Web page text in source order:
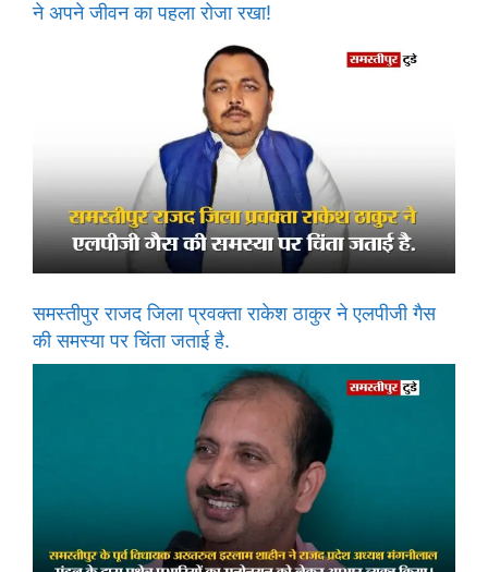
ने अपने जीवन का पहला रोजा रखा!
समस्तीपुर राजद जिला प्रवक्ता राकेश ठाकुर ने एलपीजी गैस
की समस्या पर चिंता जताई है.